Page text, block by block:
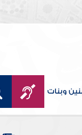
وبنات